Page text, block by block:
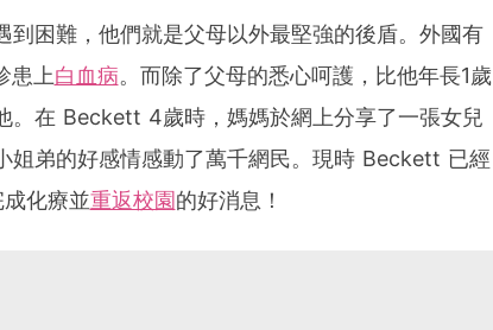
到困難，他們就是父母以外最堅強的後盾。外國有
患上白血病。而除了父母的悉心呵護，比他年長1歲
。在 Beckett 4歲時，媽媽於網上分享了一張女兒
姐弟的好感情感動了萬千網民。現時 Beckett 已經
化療並重返校園的好消息！